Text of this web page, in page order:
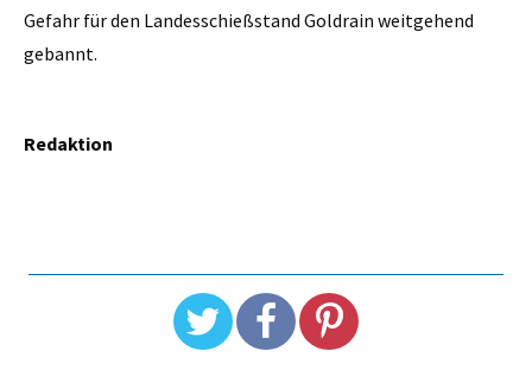
Gefahr für den Landesschießstand Goldrain weitgehend
gebannt.
Redaktion